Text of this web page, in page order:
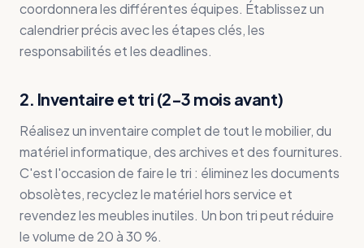
coordonnera les différentes équipes. Établissez un
calendrier précis avec les étapes clés, les
responsabilités et les deadlines.
2. Inventaire et tri (2-3 mois avant)
Réalisez un inventaire complet de tout le mobilier, du
matériel informatique, des archives et des fournitures.
C'est l'occasion de faire le tri : éliminez les documents
obsolètes, recyclez le matériel hors service et
revendez les meubles inutiles. Un bon tri peut réduire
le volume de 20 à 30 %.